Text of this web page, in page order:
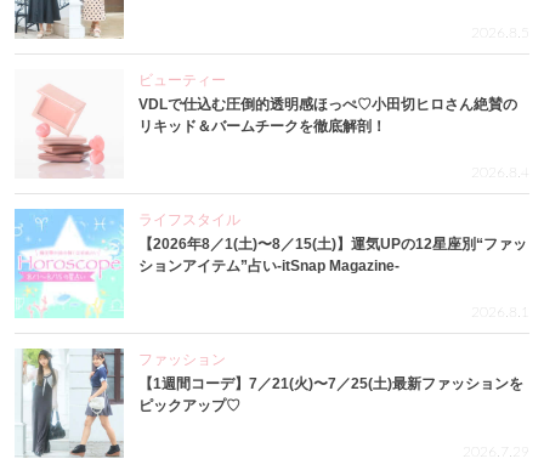
2026.8.5
ビューティー
VDLで仕込む圧倒的透明感ほっぺ♡小田切ヒロさん絶賛の
リキッド＆バームチークを徹底解剖！
2026.8.4
ライフスタイル
【2026年8／1(土)〜8／15(土)】運気UPの12星座別“ファッ
ションアイテム”占い-itSnap Magazine-
2026.8.1
ファッション
【1週間コーデ】7／21(火)〜7／25(土)最新ファッションを
ピックアップ♡
2026.7.29